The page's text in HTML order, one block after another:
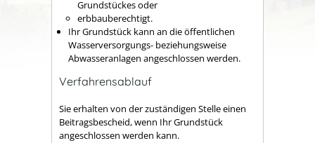
Grundstückes oder
erbbauberechtigt.
Ihr Grundstück kann an die öffentlichen
Wasserversorgungs- beziehungsweise
Abwasseranlagen angeschlossen werden.
Verfahrensablauf
Sie erhalten von der zuständigen Stelle einen
Beitragsbescheid, wenn Ihr Grundstück
angeschlossen werden kann.